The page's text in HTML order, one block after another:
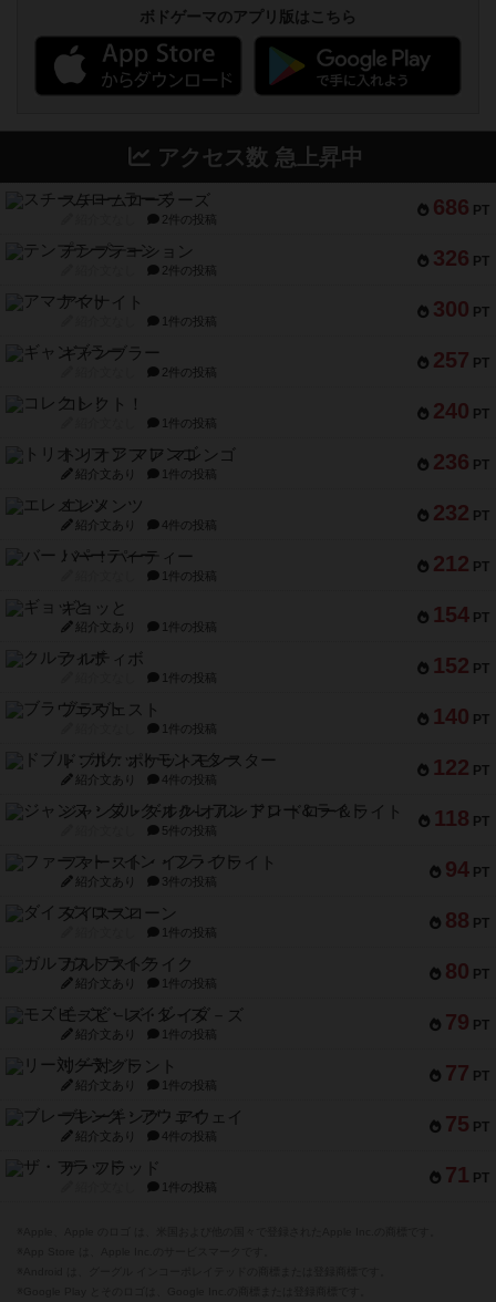
ボドゲーマのアプリ版はこちら
アクセス数 急上昇中
686 PT
スチームローラーズ
2件の投稿
326 PT
テンプテーション
2件の投稿
300 PT
アマナイト
1件の投稿
257 PT
ギャンブラー
2件の投稿
240 PT
コレクト！
1件の投稿
236 PT
トリオンフ ア マレンゴ
紹介文あり 1件の投稿
232 PT
エレメンツ
紹介文あり 4件の投稿
212 PT
バー！パーティー
1件の投稿
154 PT
ギョッと
紹介文あり 1件の投稿
152 PT
クルティボ
1件の投稿
140 PT
ブラヴェスト
1件の投稿
122 PT
ドブル：ポケットモンスター
紹介文あり 4件の投稿
118 PT
ジャンヌ・ダルク-オルレアン ドロー＆ライト
5件の投稿
94 PT
ファースト・イン・フライト
紹介文あり 3件の投稿
88 PT
ダイススローン
1件の投稿
80 PT
ガルフストライク
紹介文あり 1件の投稿
79 PT
モズビ－ズ・レイダ－ズ
紹介文あり 1件の投稿
77 PT
リー対グラント
紹介文あり 1件の投稿
75 PT
ブレーキング・アウェイ
紹介文あり 4件の投稿
71 PT
ザ・フラッド
1件の投稿